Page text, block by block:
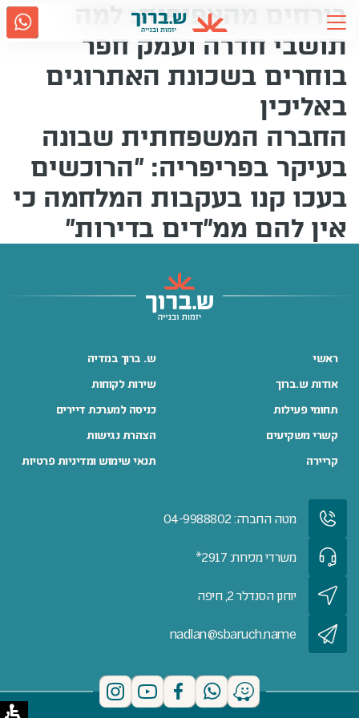
Skip
content
אודות ש.ברוך
תחומי פעילות
קשרי משקיעים
מדיה
קריירה
2917
בורחים מהצפיפות: למה
תושבי חדרה ועמק חפר
בוחרים בשכונת האתרוגים
באליכין
החברה המשפחתית שבונה
בעיקר בפריפריה: "הרוכשים
בעכו קנו בעקבות המלחמה כי
אין להם ממ"דים בדירות"
ראשי
אודות ש.ברוך
תחומי פעילות
קשרי משקיעים
קריירה
ש. ברוך במדיה
שירות לקוחות
כניסה למערכת דיירים
הצהרת נגישות
תנאי שימוש ומדיניות פרטיות
מטה החברה: 04-9988802
משרדי מכירות: 2917*
יוחנן הסנדלר 2, חיפה
nadlan@sbaruch.name